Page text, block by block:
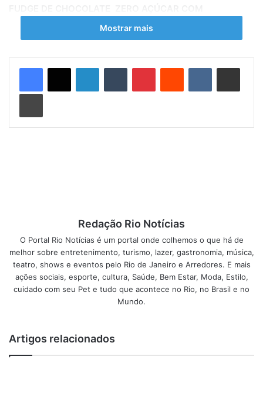
porções
INGREDIENTES
*Pasta de castanha de caju:
220 g de pasta de castanha de caju caseira
80 g de castanha de caju torrada em pedaços
MODO DE PREPARO:
Mostrar mais
Redação Rio Notícias
O Portal Rio Notícias é um portal onde colhemos o que há de
melhor sobre entretenimento, turismo, lazer, gastronomia, música,
teatro, shows e eventos pelo Rio de Janeiro e Arredores. E mais
ações sociais, esporte, cultura, Saúde, Bem Estar, Moda, Estilo,
cuidado com seu Pet e tudo que acontece no Rio, no Brasil e no
Mundo.
Artigos relacionados